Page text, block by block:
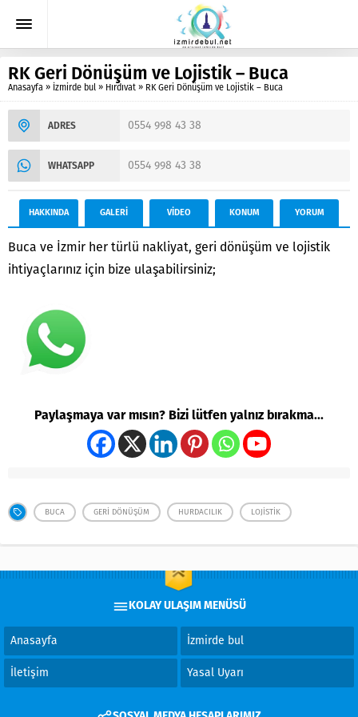
RK Geri Dönüşüm ve Lojistik – Buca
Anasayfa » İzmirde bul » Hırdıvat » RK Geri Dönüşüm ve Lojistik – Buca
ADRES 0554 998 43 38
WHATSAPP 0554 998 43 38
HAKKINDA GALERİ VİDEO KONUM YORUM
Buca ve İzmir her türlü nakliyat, geri dönüşüm ve lojistik
ihtiyaçlarınız için bize ulaşabilirsiniz;
Paylaşmaya var mısın? Bizi lütfen yalnız bırakma...
BUCA GERI DÖNÜŞÜM HURDACILIK LOJISTIK
KOLAY ULAŞIM MENÜSÜ
Anasayfa İzmirde bul
İletişim Yasal Uyarı